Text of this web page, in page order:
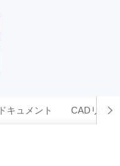
ドキュメント CADリソー